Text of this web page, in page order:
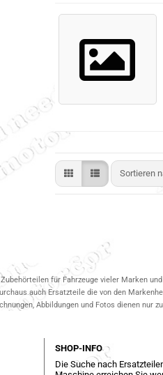
Sortieren
für Fahrzeuge vieler Marken
auch Ersatzteile die von den
Abbildungen und Fotos dienen
SHOP-INFO
Die Suche nach